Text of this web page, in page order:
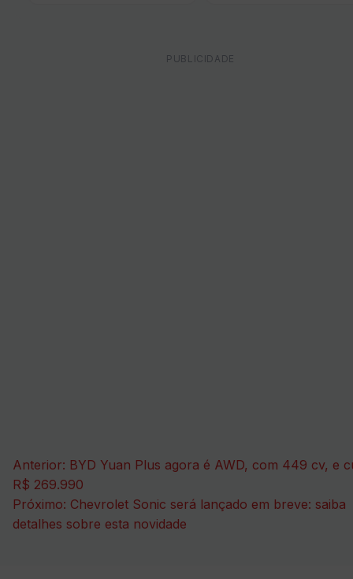
Navegação
de
Post
Anterior: BYD Yuan Plus agora é AWD, com 449 cv, e
R$ 269.990
Próximo: Chevrolet Sonic será lançado em breve: saiba
detalhes sobre esta novidade